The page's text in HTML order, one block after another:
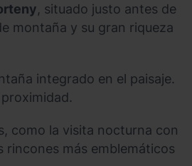
, situado justo antes de
montaña y su gran riqueza
integrado en el paisaje.
como la visita nocturna con
rincones más emblemáticos